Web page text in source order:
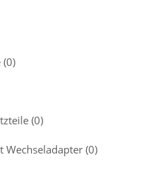
(0)
Wechseladapter (0)